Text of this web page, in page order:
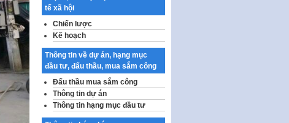
Quy định về nghiên cứu, ứng
dụng khoa học, công nghệ, đổi
mới sáng tạo và chuyển…
thi hành một số điều của Luật Lý
lịch tư…
Sửa đổi, bổ sung một số nội
dung tại Nghị quyết số 30/NQ-
CP ngày 24 tháng 02…
tế xã hội
Chiến lược
Kế hoạch
Thông tin về dự án, hạng mục
đầu tư, đấu thầu, mua sắm công
Đấu thầu mua sắm công
Thông tin dự án
Thông tin hạng mục đầu tư